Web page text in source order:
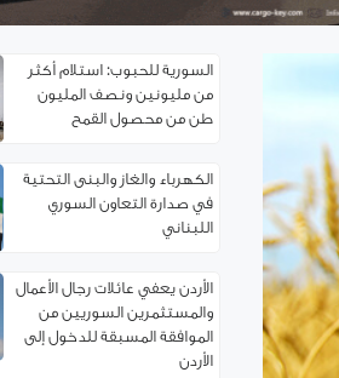
السورية للحبوب: استلام أكثر
من مليونين ونصف المليون
طن من ‌‏محصول القمح ‏
الكهرباء والغاز والبنى التحتية
في صدارة التعاون السوري
اللبناني
الأردن يعفي عائلات رجال الأعمال
والمستثمرين السوريين من
الموافقة المسبقة للدخول إلى
الأردن